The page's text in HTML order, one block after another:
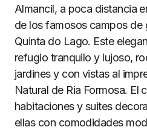
Almancil, a poca distancia
de los famosos campos
Quinta do Lago. Este
refugio tranquilo y lujoso,
jardines y con vistas al
Natural de Ria Formosa. El
habitaciones y suites
ellas con comodidades